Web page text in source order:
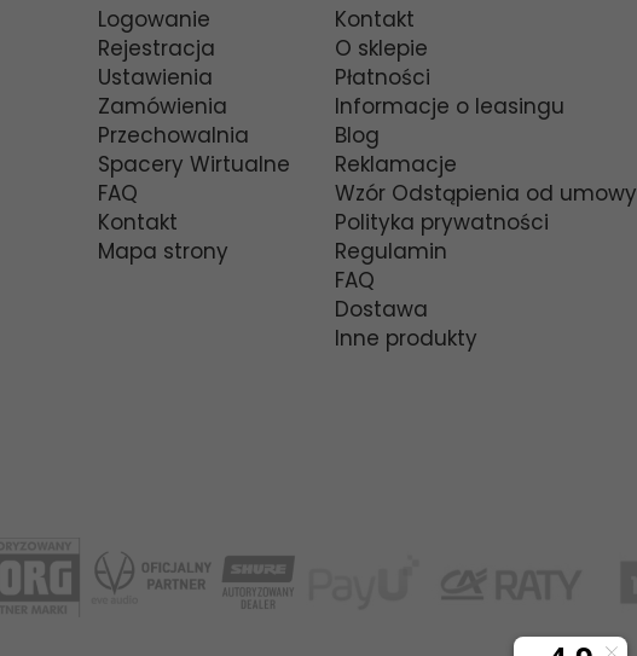
Logowanie
Rejestracja
Ustawienia
Zamówienia
Przechowalnia
Spacery Wirtualne
FAQ
Kontakt
Mapa strony
Kontakt
O sklepie
Płatności
Informacje o leasingu
Blog
Reklamacje
Wzór Odstąpienia od umowy
Polityka prywatności
Regulamin
FAQ
Dostawa
Inne produkty